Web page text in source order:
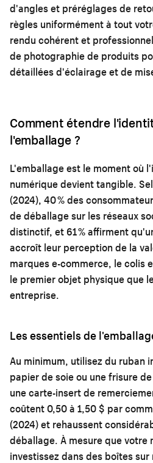
d'angles et préréglages de
règles uniformément à tout
rendu cohérent et
de photographie de produits
détaillées d'éclairage et de
Comment étendre
l'emballage ?
L'emballage est le moment où
numérique devient tangible.
(2024), 40 % des
de déballage sur les réseaux
distinctif, et 61 % affirment
accroît leur perception de la
marques e-commerce, le colis
le premier objet physique que
entreprise.
Les essentiels de
Au minimum, utilisez du ruban
papier de soie ou une frisure
une carte-insert de
coûtent 0,50 à 1,50 $ par
(2024) et rehaussent
déballage. À mesure que votre
investissez dans des boîtes